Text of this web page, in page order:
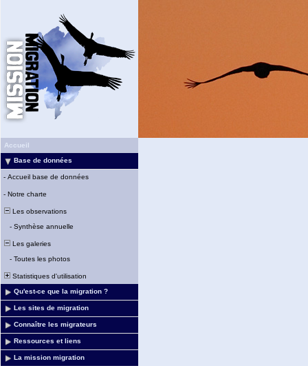
Accueil
Base de données
- Accueil base de données
- Notre charte
Les observations
- Synthèse annuelle
Les galeries
- Toutes les photos
Statistiques d'utilisation
Qu'est-ce que la migration ?
Les sites de migration
Connaître les migrateurs
Ressources et liens
La mission migration